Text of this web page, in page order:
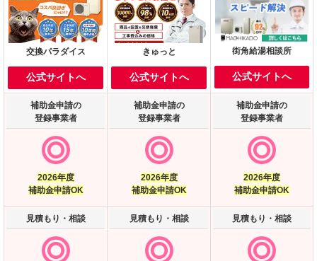
交換パラダイス
公式サイトへ
きゅっと
公式サイトへ
街角給湯相談所
公式サイトへ
補助金申請の
登録事業者
2026年度
補助金申請OK
補助金申請の
登録事業者
2026年度
補助金申請OK
補助金申請の
登録事業者
2026年度
補助金申請OK
見積もり・相談 見積もり・相談 見積もり・相談